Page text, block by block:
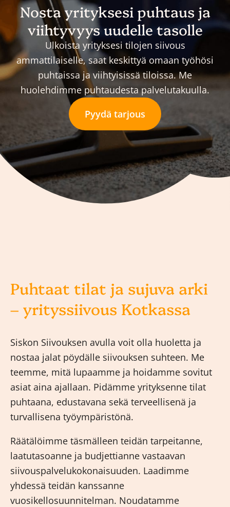
Nosta yrityksesi puhtaus ja
viihtyvyys uudelle tasolle
Ulkoista yrityksesi tilojen siivous
ammattilaiselle, saat keskittyä omaan työhösi
puhtaissa ja viihtyisissä tiloissa. Me
huolehdimme puhtaudesta palvelutakuulla.
Pyydä tarjous
Puhtaat tilat ja sujuva arki
– yrityssiivous Kotkassa
Siskon Siivouksen avulla voit olla huoletta ja
nostaa jalat pöydälle siivouksen suhteen. Me
teemme, mitä lupaamme ja hoidamme sovitut
asiat aina ajallaan. Pidämme yrityksenne tilat
puhtaana, edustavana sekä terveellisenä ja
turvallisena työympäristönä.
Räätälöimme täsmälleen teidän tarpeitanne,
laatutasoanne ja budjettianne vastaavan
siivouspalvelukokonaisuuden. Laadimme
yhdessä teidän kanssanne
vuosikellosuunnitelman. Noudatamme